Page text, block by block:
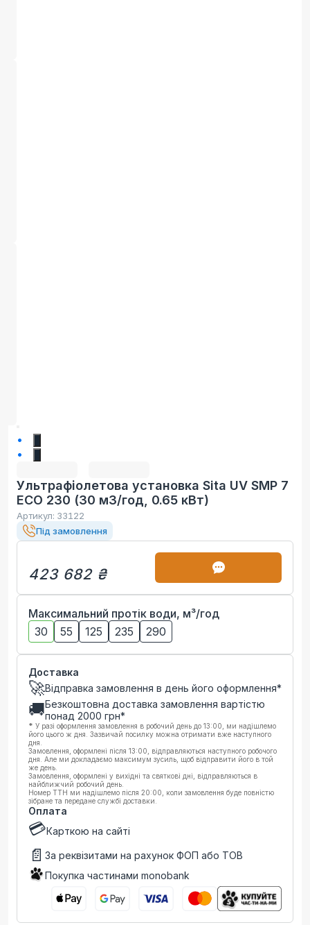
Ультрафіолетова установка Sita UV SMP 7
ECO 230 (30 м3/год, 0.65 кВт)
Артикул: 33122
Під замовлення
423 682 ₴
Максимальний протік води, м³/год
30
55 125 235 290
Доставка
🚀Відправка замовлення в день його оформлення*
🚚Безкоштовна доставка замовлення вартістю
понад 2000 грн*
* У разі оформлення замовлення в робочий день до 13:00, ми надішлемо
його цього ж дня. Зазвичай посилку можна отримати вже наступного
дня.
Замовлення, оформлені після 13:00, відправляються наступного робочого
дня. Але ми докладаємо максимум зусиль, щоб відправити його в той
же день.
Замовлення, оформлені у вихідні та святкові дні, відправляються в
найближчий робочий день.
Номер ТТН ми надішлемо після 20:00, коли замовлення буде повністю
зібране та передане службі доставки.
Оплата
💳Карткою на сайті
📄 За реквізитами на рахунок ФОП або ТОВ
Покупка частинами monobank